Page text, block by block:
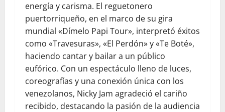
energía y carisma. El reguetonero
puertorriqueño, en el marco de su gira
mundial «Dímelo Papi Tour», interpretó éxitos
como «Travesuras», «El Perdón» y «Te Boté»,
haciendo cantar y bailar a un público
eufórico. Con un espectáculo lleno de luces,
coreografías y una conexión única con los
venezolanos, Nicky Jam agradeció el cariño
recibido, destacando la pasión de la audiencia